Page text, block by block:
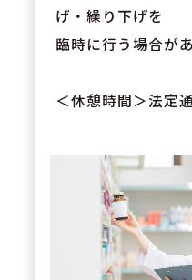
げ・繰り下げを
臨時に行う場合が
＜休憩時間＞法定